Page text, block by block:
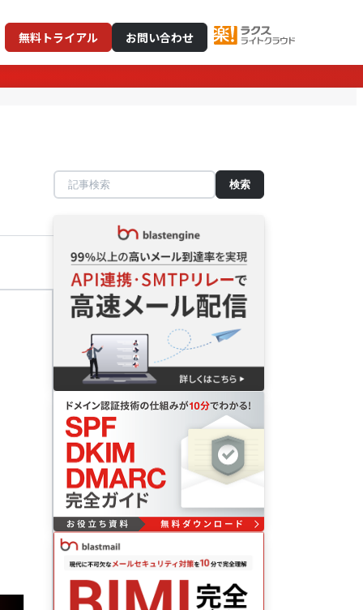
無料トライアル お問い合わせ
記
事
索